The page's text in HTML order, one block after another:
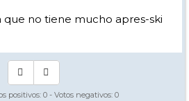
que no tiene mucho apres-ski
positivos: 0 - Votos negativos: 0